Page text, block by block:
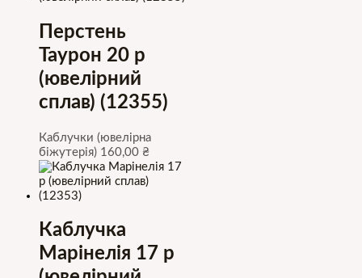
Перстень
Таурон 20 р
(ювелірний
сплав) (12355)
Каблучки (ювелірна
біжутерія) 160,00 ₴
Каблучка
Марінелія 17 р